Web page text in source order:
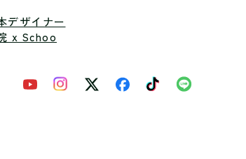
デザイナー
x Schoo